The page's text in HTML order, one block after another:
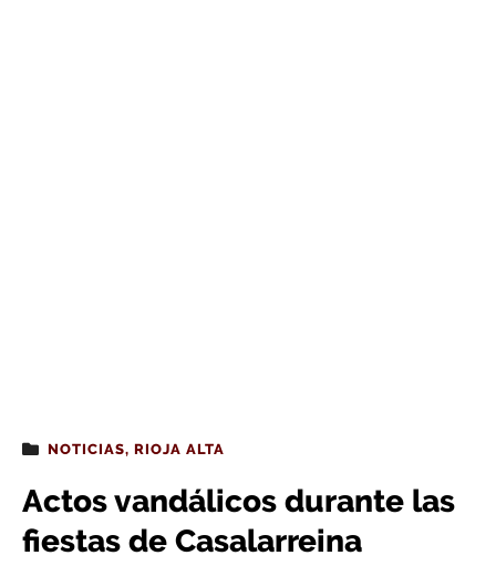
NOTICIAS, RIOJA ALTA
Actos vandálicos durante las
fiestas de Casalarreina